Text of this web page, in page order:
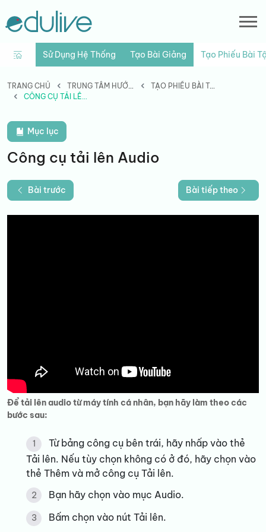
Sử Dụng Hệ Thống Tạo Bài Giảng Tạo Phiếu Bài
TRANG CHỦ TRUNG TÂM HƯỚNG DẪN
TẠO PHIẾU BÀI TẬP
CÔNG CỤ TẢI LÊN AUDIO
Mục lục
Công cụ tải lên Audio
Bài trước Bài tiếp theo
Để tải lên audio từ máy tính cá nhân, bạn hãy làm theo các
bước sau:
Từ bảng công cụ bên trái, hãy nhấp vào thẻ
Tải lên. Nếu tùy chọn không có ở đó, hãy chọn vào
thẻ Thêm và mở công cụ Tải lên.
Bạn hãy chọn vào mục Audio.
Bấm chọn vào nút Tải lên.